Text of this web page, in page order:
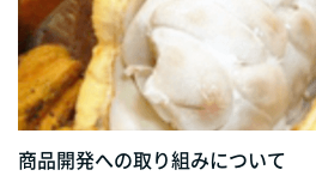
商品開発への取り組みについて